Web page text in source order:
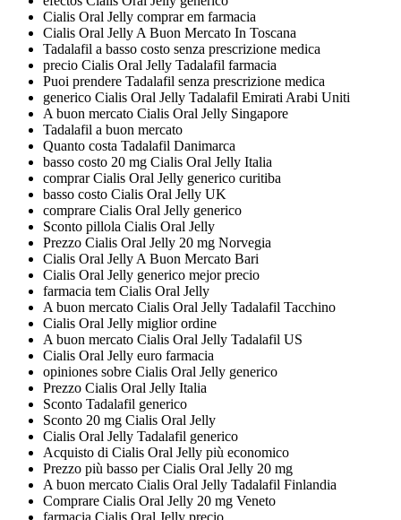
Cialis Oral Jelly comprar em farmacia
Cialis Oral Jelly A Buon Mercato In Toscana
Tadalafil a basso costo senza prescrizione medica
precio Cialis Oral Jelly Tadalafil farmacia
Puoi prendere Tadalafil senza prescrizione medica
generico Cialis Oral Jelly Tadalafil Emirati Arabi Uniti
A buon mercato Cialis Oral Jelly Singapore
Tadalafil a buon mercato
Quanto costa Tadalafil Danimarca
basso costo 20 mg Cialis Oral Jelly Italia
comprar Cialis Oral Jelly generico curitiba
basso costo Cialis Oral Jelly UK
comprare Cialis Oral Jelly generico
Sconto pillola Cialis Oral Jelly
Prezzo Cialis Oral Jelly 20 mg Norvegia
Cialis Oral Jelly A Buon Mercato Bari
Cialis Oral Jelly generico mejor precio
farmacia tem Cialis Oral Jelly
A buon mercato Cialis Oral Jelly Tadalafil Tacchino
Cialis Oral Jelly miglior ordine
A buon mercato Cialis Oral Jelly Tadalafil US
Cialis Oral Jelly euro farmacia
opiniones sobre Cialis Oral Jelly generico
Prezzo Cialis Oral Jelly Italia
Sconto Tadalafil generico
Sconto 20 mg Cialis Oral Jelly
Cialis Oral Jelly Tadalafil generico
Acquisto di Cialis Oral Jelly più economico
Prezzo più basso per Cialis Oral Jelly 20 mg
A buon mercato Cialis Oral Jelly Tadalafil Finlandia
Comprare Cialis Oral Jelly 20 mg Veneto
farmacia Cialis Oral Jelly precio